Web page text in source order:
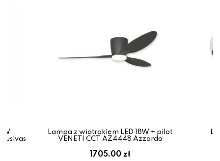
Lampa z wiatrakiem LED 18W + pilot
VENETI CCT AZ4448 Azzardo
1705.00 zł